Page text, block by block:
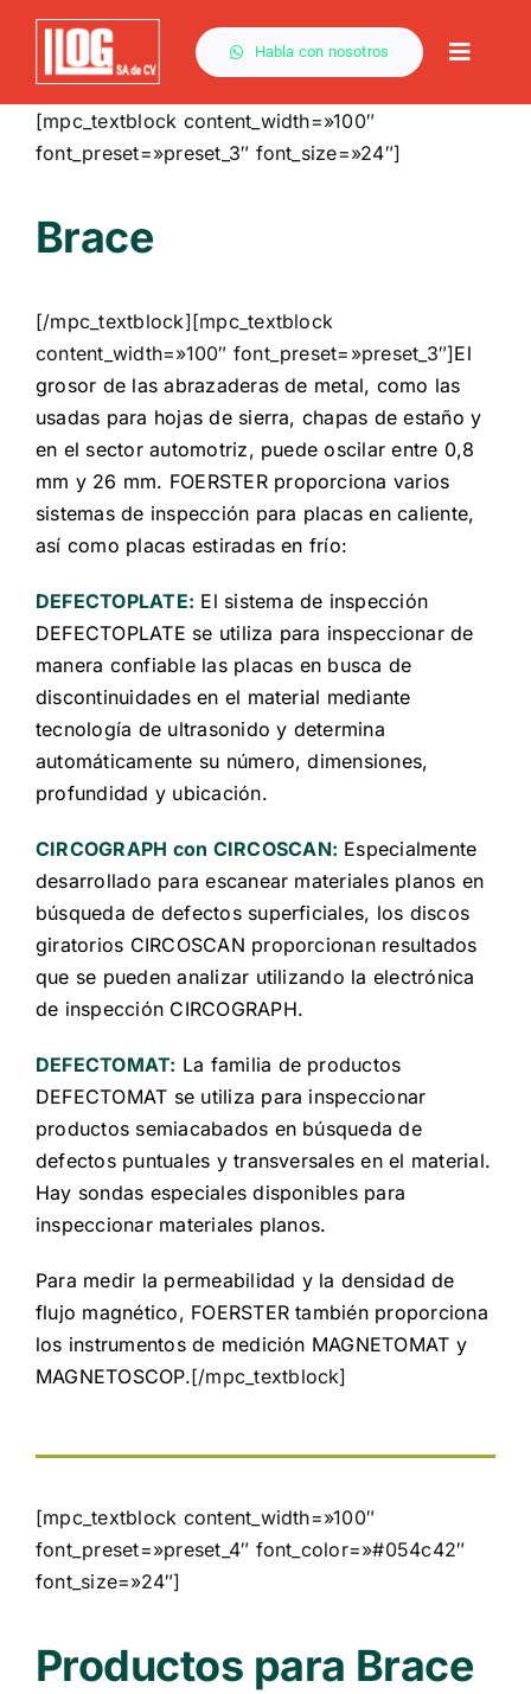
Saltar
contenido
Habla con nosotros
Toggle
[mpc_textblock content_width=»100″
font_preset=»preset_3″ font_size=»24″]
Brace
[/mpc_textblock][mpc_textblock
content_width=»100″ font_preset=»preset_3″]El
grosor de las abrazaderas de metal, como las
usadas para hojas de sierra, chapas de estaño y
en el sector automotriz, puede oscilar entre 0,8
mm y 26 mm. FOERSTER proporciona varios
sistemas de inspección para placas en caliente,
así como placas estiradas en frío:
DEFECTOPLATE: El sistema de inspección
DEFECTOPLATE se utiliza para inspeccionar de
manera confiable las placas en busca de
discontinuidades en el material mediante
tecnología de ultrasonido y determina
automáticamente su número, dimensiones,
profundidad y ubicación.
CIRCOGRAPH con CIRCOSCAN: Especialmente
desarrollado para escanear materiales planos en
búsqueda de defectos superficiales, los discos
giratorios CIRCOSCAN proporcionan resultados
que se pueden analizar utilizando la electrónica
de inspección CIRCOGRAPH.
DEFECTOMAT: La familia de productos
DEFECTOMAT se utiliza para inspeccionar
productos semiacabados en búsqueda de
defectos puntuales y transversales en el material.
Hay sondas especiales disponibles para
inspeccionar materiales planos.
Para medir la permeabilidad y la densidad de
flujo magnético, FOERSTER también proporciona
los instrumentos de medición MAGNETOMAT y
MAGNETOSCOP.[/mpc_textblock]
[mpc_textblock content_width=»100″
font_preset=»preset_4″ font_color=»#054c42″
font_size=»24″]
Productos para Brace